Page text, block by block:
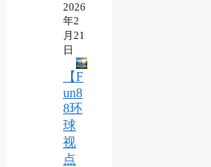
2026
年2
月21
日
【F
un8
8环
球
视
点